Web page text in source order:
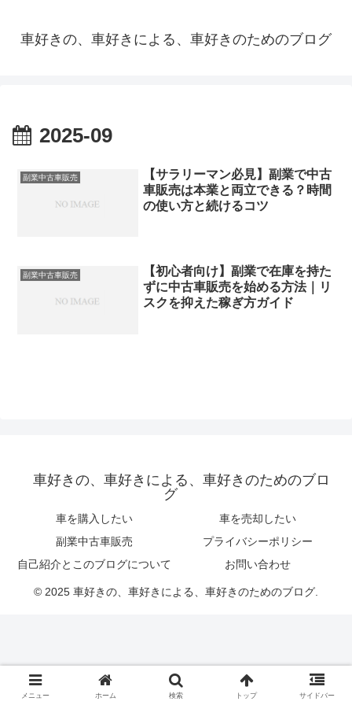
車好きの、車好きによる、車好きのためのブログ
2025-09
副業中古車販売
【サラリーマン必見】副業で中古
車販売は本業と両立できる？時間
の使い方と続けるコツ
副業中古車販売
【初心者向け】副業で在庫を持た
ずに中古車販売を始める方法｜リ
スクを抑えた稼ぎ方ガイド
車好きの、車好きによる、車好きのためのブロ
グ
車を購入したい
車を売却したい
副業中古車販売
プライバシーポリシー
自己紹介とこのブログについて
お問い合わせ
© 2025 車好きの、車好きによる、車好きのためのブログ.
メニュー ホーム 検索 トップ サイドバー